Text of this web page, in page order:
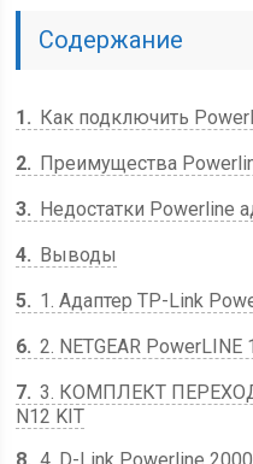
Содержание
1
Как подключить
2
Преимущества
3
Недостатки Powerline
4
Выводы
5
1. Адаптер TP-Link
6 2. NETGEAR
7 3. КОМПЛЕКТ
N12 KIT